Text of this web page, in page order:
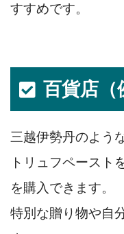
すすめです。
百貨店（
三越伊勢丹のよう
トリュフペースト
を購入できます。
特別な贈り物や自